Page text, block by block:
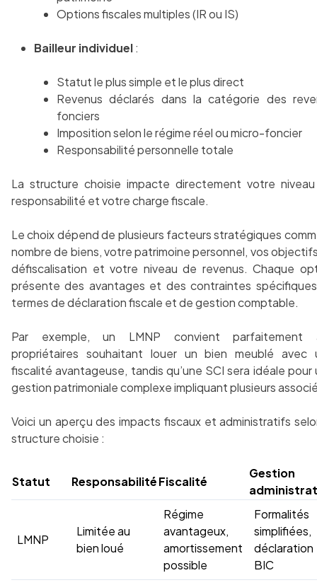
Options fiscales multiples (IR ou IS)
Bailleur individuel:
Statut le plus simple et le plus direct
Revenus déclarés dans la catégorie des
fonciers
Imposition selon le régime réel ou micro-foncier
Responsabilité personnelle totale
La structure choisie impacte directement votre
responsabilité et votre charge fiscale.
Le choix dépend de plusieurs facteurs stratégiques
nombre de biens, votre patrimoine personnel, vos
défiscalisation et votre niveau de revenus. Chaque
présente des avantages et des contraintes
termes de déclaration fiscale et de gestion comptable.
Par exemple, un LMNP convient parfaitement
propriétaires souhaitant louer un bien meublé avec
fiscalité avantageuse, tandis qu’une SCI sera idéale pour
gestion patrimoniale complexe impliquant plusieurs
Voici un aperçu des impacts fiscaux et administratifs
structure choisie :
Statut ResponsabilitéFiscalité
Gestion
LMNP
Limitée au
bien loué
Régime
avantageux,
amortissement
possible
Formalités
simplifiées,
déclaration
BIC